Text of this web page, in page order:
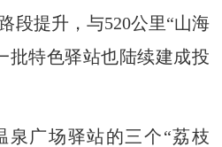
段提升，与520公里“山海
批特色驿站也陆续建成投
广场驿站的三个“荔枝